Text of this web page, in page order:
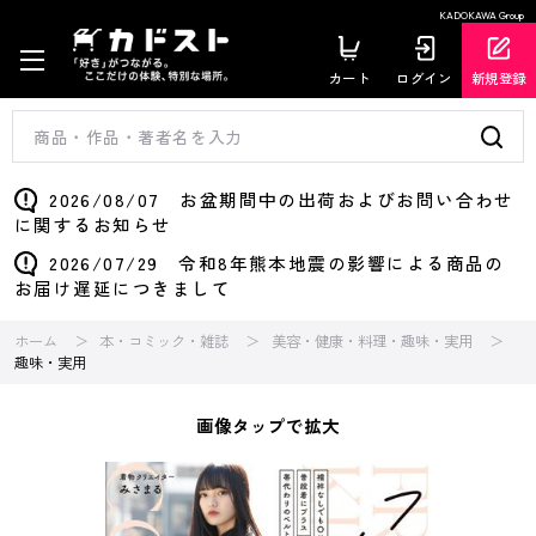
KADOKAWA Group
カート ログイン 新規登録
2026/08/07 お盆期間中の出荷およびお問い合わせ
に関するお知らせ
2026/07/29 令和8年熊本地震の影響による商品の
お届け遅延につきまして
ホーム 本・コミック・雑誌
美容・健康・料理・趣味・実用
趣味・実用
画像タップで拡大